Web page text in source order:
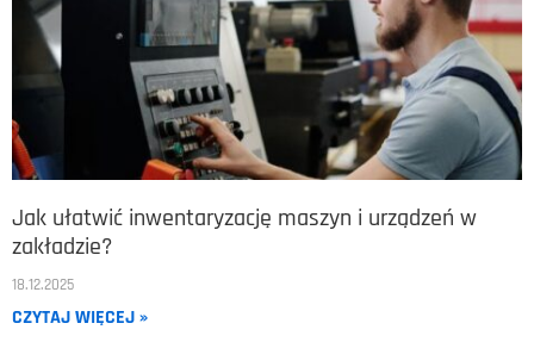
Jak ułatwić inwentaryzację maszyn i urządzeń w
zakładzie?
18.12.2025
CZYTAJ WIĘCEJ »